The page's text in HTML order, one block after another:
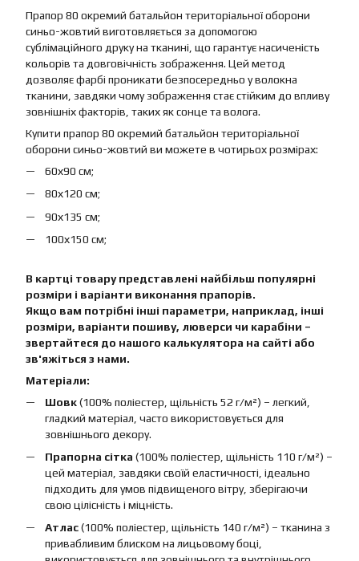
Прапор 80 окремий батальйон територіальної оборони
синьо-жовтий виготовляється за допомогою
сублімаційного друку на тканині, що гарантує насиченість
кольорів та довговічність зображення. Цей метод
дозволяє фарбі проникати безпосередньо у волокна
тканини, завдяки чому зображення стає стійким до впливу
зовнішніх факторів, таких як сонце та волога.
Купити прапор 80 окремий батальйон територіальної
оборони синьо-жовтий ви можете в чотирьох розмірах:
60х90 см;
80х120 см;
90х135 см;
100х150 см;
В картці товару представлені найбільш популярні
розміри і варіанти виконання прапорів.
Якщо вам потрібні інші параметри, наприклад, інші
розміри, варіанти пошиву, люверси чи карабіни –
звертайтеся до нашого калькулятора на сайті або
зв'яжіться з нами.
Матеріали:
Шовк(100% поліестер, щільність 52 г/м²) – легкий,
гладкий матеріал, часто використовується для
зовнішнього декору.
Прапорна сітка (100% поліестер, щільність 110 г/м²) –
цей матеріал, завдяки своїй еластичності, ідеально
підходить для умов підвищеного вітру, зберігаючи
свою цілісність і міцність.
Атлас(100% поліестер, щільність 140 г/м²) – тканина з
привабливим блиском на лицьовому боці,